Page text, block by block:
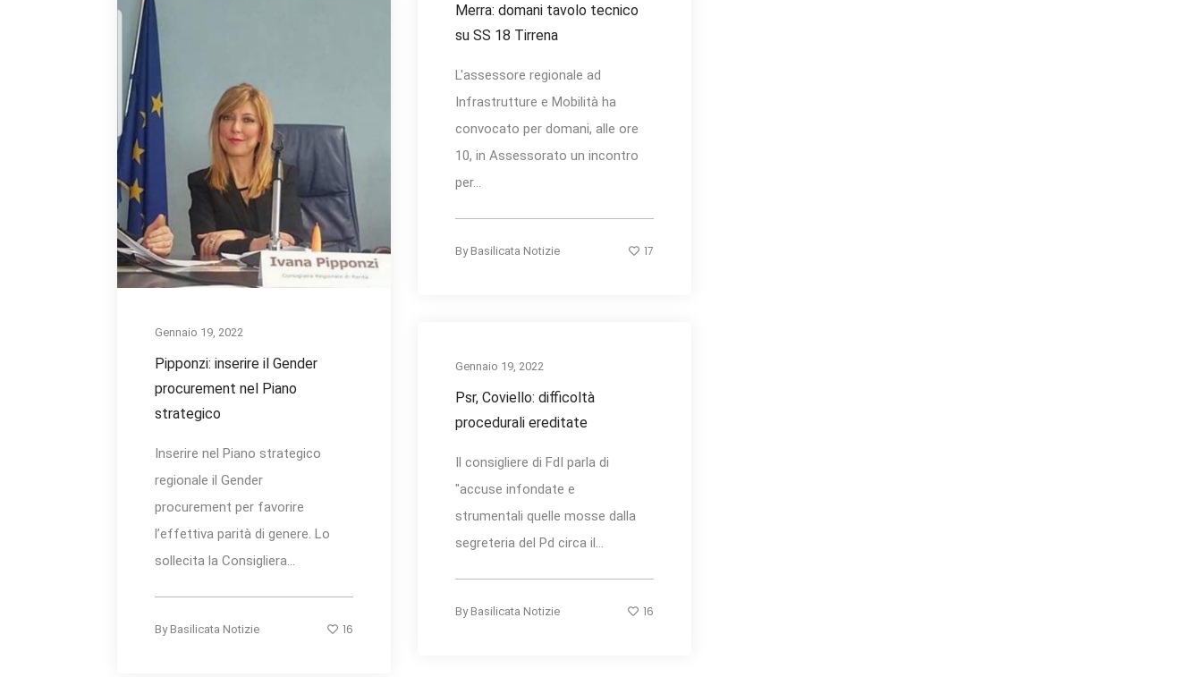
Merra: domani tavolo tecnico
su SS 18 Tirrena
L'assessore regionale ad
Infrastrutture e Mobilità ha
convocato per domani, alle ore
10, in Assessorato un incontro
per...
By Basilicata Notizie 17
Gennaio 19, 2022
Pipponzi: inserire il Gender
procurement nel Piano
strategico
Inserire nel Piano strategico
regionale il Gender
procurement per favorire
l’effettiva parità di genere. Lo
sollecita la Consigliera...
By Basilicata Notizie 16
Gennaio 19, 2022
Psr, Coviello: difficoltà
procedurali ereditate
Il consigliere di FdI parla di
"accuse infondate e
strumentali quelle mosse dalla
segreteria del Pd circa il...
By Basilicata Notizie 16